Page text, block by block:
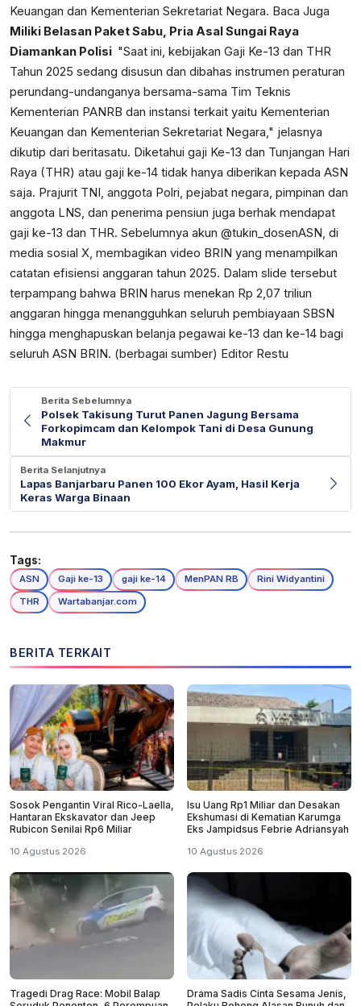
Keuangan dan Kementerian Sekretariat Negara. Baca Juga
Miliki Belasan Paket Sabu, Pria Asal Sungai Raya
Diamankan Polisi "Saat ini, kebijakan Gaji Ke-13 dan THR
Tahun 2025 sedang disusun dan dibahas instrumen peraturan
perundang-undanganya bersama-sama Tim Teknis
Kementerian PANRB dan instansi terkait yaitu Kementerian
Keuangan dan Kementerian Sekretariat Negara," jelasnya
dikutip dari beritasatu. Diketahui gaji Ke-13 dan Tunjangan Hari
Raya (THR) atau gaji ke-14 tidak hanya diberikan kepada ASN
saja. Prajurit TNI, anggota Polri, pejabat negara, pimpinan dan
anggota LNS, dan penerima pensiun juga berhak mendapat
gaji ke-13 dan THR. Sebelumnya akun @tukin_dosenASN, di
media sosial X, membagikan video BRIN yang menampilkan
catatan efisiensi anggaran tahun 2025. Dalam slide tersebut
terpampang bahwa BRIN harus menekan Rp 2,07 triliun
anggaran hingga menangguhkan seluruh pembiayaan SBSN
hingga menghapuskan belanja pegawai ke-13 dan ke-14 bagi
seluruh ASN BRIN. (berbagai sumber) Editor Restu
Berita Sebelumnya
Polsek Takisung Turut Panen Jagung Bersama
Forkopimcam dan Kelompok Tani di Desa Gunung
Makmur
Berita Selanjutnya
Lapas Banjarbaru Panen 100 Ekor Ayam, Hasil Kerja
Keras Warga Binaan
Tags:
ASN Gaji ke-13 gaji ke-14 MenPAN RB
Rini Widyantini
THR
Wartabanjar.com
BERITA TERKAIT
Sosok Pengantin Viral Rico-Laella,
Hantaran Ekskavator dan Jeep
Rubicon Senilai Rp6 Miliar
10 Agustus 2026
Isu Uang Rp1 Miliar dan Desakan
Ekshumasi di Kematian Karumga
Eks Jampidsus Febrie Adriansyah
10 Agustus 2026
Tragedi Drag Race: Mobil Balap
Drama Sadis Cinta Sesama Jenis,